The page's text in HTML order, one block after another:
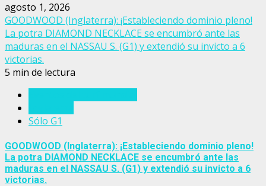
agosto 1, 2026
GOODWOOD (Inglaterra): ¡Estableciendo dominio pleno!
La potra DIAMOND NECKLACE se encumbró ante las
maduras en el NASSAU S. (G1) y extendió su invicto a 6
victorias.
5 min de lectura
Sólo G1
GOODWOOD (Inglaterra): ¡Estableciendo dominio pleno!
La potra DIAMOND NECKLACE se encumbró ante las
maduras en el NASSAU S. (G1) y extendió su invicto a 6
victorias.